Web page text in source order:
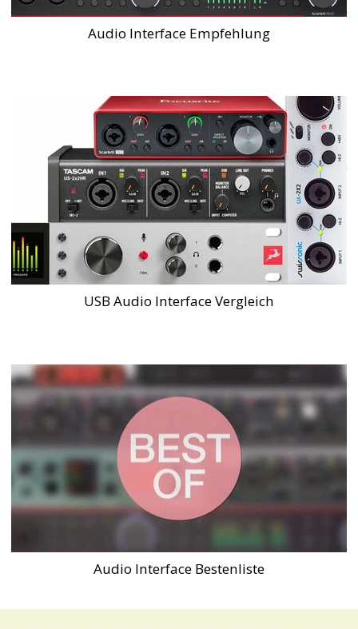
Audio Interface Empfehlung
USB Audio Interface Vergleich
Audio Interface Bestenliste